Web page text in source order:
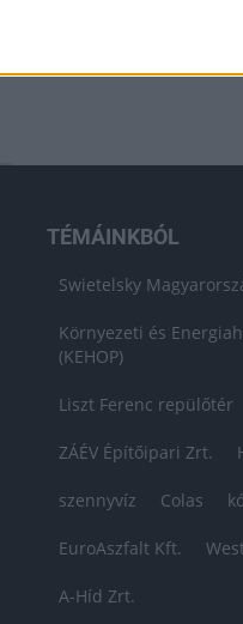
TÉMÁINKBÓL
Swietelsky
Környezeti és
(KEHOP)
Liszt Ferenc repülőtér
ZÁÉV Építőipari Zrt.
szennyvíz Colas
EuroAszfalt Kft.
A-Híd Zrt.